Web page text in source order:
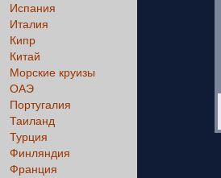
Испания
Италия
Кипр
Китай
Морские круизы
ОАЭ
Португалия
Таиланд
Турция
Финляндия
Франция